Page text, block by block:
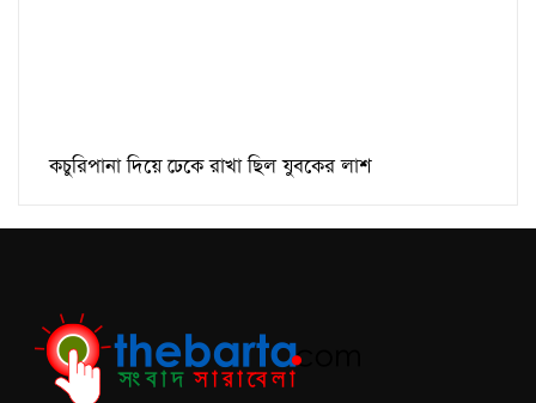
কচুরিপানা দিয়ে ঢেকে রাখা ছিল যুবকের লাশ